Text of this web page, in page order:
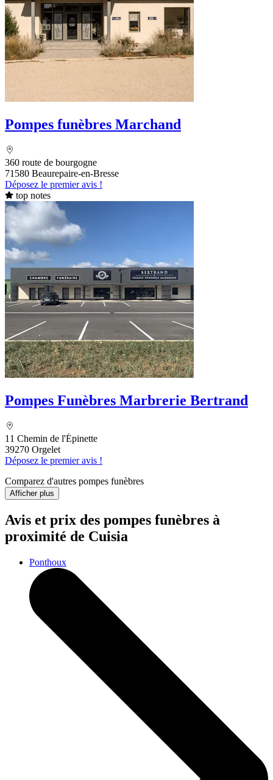
Pompes funèbres Marchand
360 route de bourgogne
71580 Beaurepaire-en-Bresse
Déposez le premier avis !
top notes
Pompes Funèbres Marbrerie Bertrand
11 Chemin de l'Épinette
39270 Orgelet
Déposez le premier avis !
Comparez d'autres pompes funèbres
Afficher plus
Avis et prix des pompes funèbres à
proximité de Cuisia
Ponthoux